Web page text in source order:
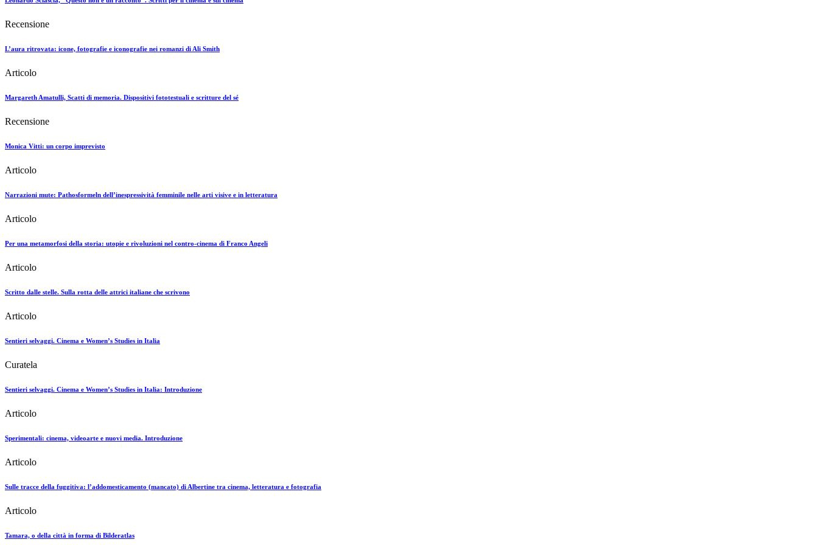
Recensione
L’aura ritrovata: icone, fotografie e iconografie nei romanzi di Ali Smith
Articolo
Margareth Amatulli, Scatti di memoria. Dispositivi fototestuali e scritture del sé
Recensione
Monica Vitti: un corpo imprevisto
Articolo
Narrazioni mute: Pathosformeln dell’inespressività femminile nelle arti visive e in letteratura
Articolo
Per una metamorfosi della storia: utopie e rivoluzioni nel contro-cinema di Franco Angeli
Articolo
Scritto dalle stelle. Sulla rotta delle attrici italiane che scrivono
Articolo
Sentieri selvaggi. Cinema e Women’s Studies in Italia
Curatela
Sentieri selvaggi. Cinema e Women’s Studies in Italia: Introduzione
Articolo
Sperimentali: cinema, videoarte e nuovi media. Introduzione
Articolo
Sulle tracce della fuggitiva: l’addomesticamento (mancato) di Albertine tra cinema, letteratura e fotografia
Articolo
Tamara, o della città in forma di Bilderatlas